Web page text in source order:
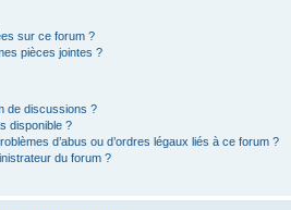
sur ce forum ?
pièces jointes ?
de discussions ?
disponible ?
d’abus ou d’ordres légaux liés à ce forum ?
du forum ?